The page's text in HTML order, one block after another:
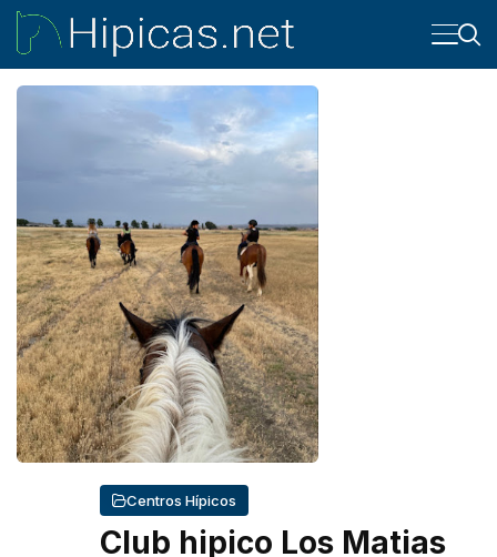
Centros Hípicos
Club hipico Los Matias